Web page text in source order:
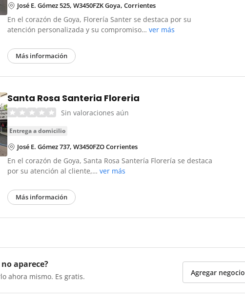
José E. Gómez 525, W3450FZK Goya, Corrientes
En el corazón de Goya, Florería Santer se destaca por su
atención personalizada y su compromiso…ver más
Más información
Santa Rosa Santeria Floreria
Sin valoraciones aún
entrega a domicilio
José E. Gómez 737, W3450FZO Corrientes
En el corazón de Goya, Santa Rosa Santería Florería se destaca
por su atención al cliente,…ver más
Más información
aparece?
ahora mismo. Es gratis. Agregar negocio